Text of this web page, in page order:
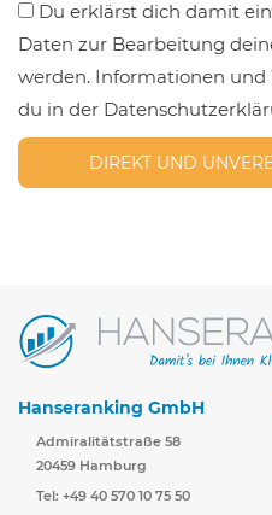
Du erklärst dich damit
Daten zur Bearbeitung
werden. Informationen
du in der
Hanseranking GmbH
Admiralitätstraße 58
20459 Hamburg
Tel: +49 40 570 10 75 50